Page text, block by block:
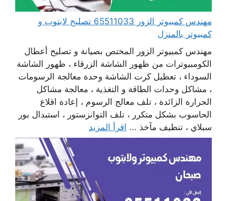
مهندس كمبيوتر الزور 65511033 تصليح لابتوب و
كمبيوتر بالمنزل
مهندس كمبيوتر الزور المختص بصيانة و تصليح أعطال
الكومبيوترات من ظهور الشاشة الزرقاء ، ظهور الشاشة
السوداء ، تعطيل كرت الشاشة وحدة معالجة الرسومات
، مشاكل وحدات الطاقة و التغذية ، معالجة مشاكل
الحرارة الزائدة ، تلف معالج الرسوم ، إعادة اقلاع
الحاسوب بشكل متكرر ، تلف التوانزستور ، استبدال بور
سبلاي ، تنظيف مآخذ ... اقرأ المزيد